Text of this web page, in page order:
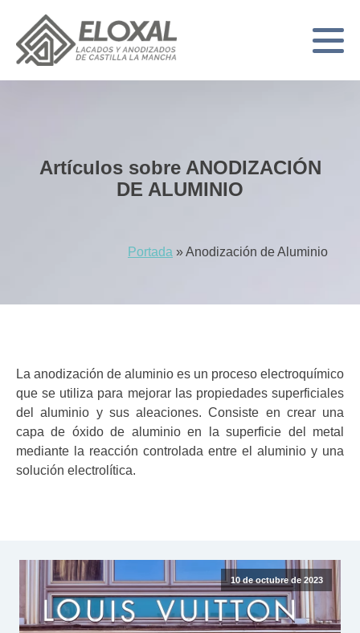
Artículos sobre ANODIZACIÓN
DE ALUMINIO
Portada »Anodización de Aluminio
La anodización de aluminio es un proceso electroquímico
que se utiliza para mejorar las propiedades superficiales
del aluminio y sus aleaciones. Consiste en crear una
capa de óxido de aluminio en la superficie del metal
mediante la reacción controlada entre el aluminio y una
solución electrolítica.
10 de octubre de 2023